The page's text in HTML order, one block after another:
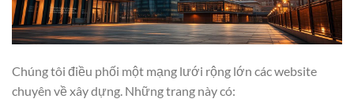
Chúng tôi điều phối một mạng lưới rộng lớn các website
chuyên về xây dựng. Những trang này có: